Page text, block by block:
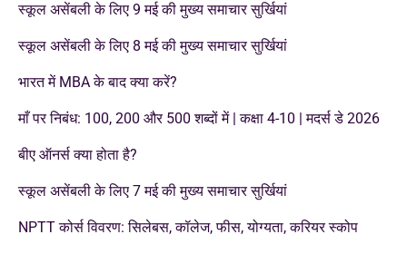
स्कूल असेंबली के लिए 9 मई की मुख्य समाचार सुर्खियां
स्कूल असेंबली के लिए 8 मई की मुख्य समाचार सुर्खियां
भारत में MBA के बाद क्या करें?
माँ पर निबंध: 100, 200 और 500 शब्दों में | कक्षा 4-10 | मदर्स डे 2026
बीए ऑनर्स क्या होता है?
स्कूल असेंबली के लिए 7 मई की मुख्य समाचार सुर्खियां
NPTT कोर्स विवरण: सिलेबस, कॉलेज, फीस, योग्यता, करियर स्कोप